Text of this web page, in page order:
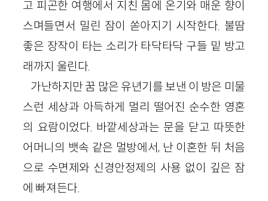
고 피곤한 여행에서 지친 몸에 온기와 매운 향이
스며들면서 밀린 잠이 쏟아지기 시작한다. 불땀
좋은 장작이 타는 소리가 타닥타닥 구들 밑 방고
래까지 울린다.
가난하지만 꿈 많은 유년기를 보낸 이 방은 미물
스런 세상과 아득하게 멀리 떨어진 순수한 영혼
의 요람이었다. 바깥세상과는 문을 닫고 따뜻한
어머니의 뱃속 같은 멀방에서, 난 이혼한 뒤 처음
으로 수면제와 신경안정제의 사용 없이 깊은 잠
에 빠져든다.